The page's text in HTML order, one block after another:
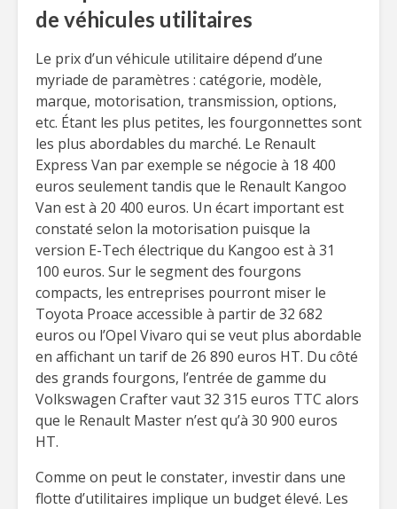
de véhicules utilitaires
Le prix d’un véhicule utilitaire dépend d’une
myriade de paramètres : catégorie, modèle,
marque, motorisation, transmission, options,
etc. Étant les plus petites, les fourgonnettes sont
les plus abordables du marché. Le Renault
Express Van par exemple se négocie à 18 400
euros seulement tandis que le Renault Kangoo
Van est à 20 400 euros. Un écart important est
constaté selon la motorisation puisque la
version E-Tech électrique du Kangoo est à 31
100 euros. Sur le segment des fourgons
compacts, les entreprises pourront miser le
Toyota Proace accessible à partir de 32 682
euros ou l’Opel Vivaro qui se veut plus abordable
en affichant un tarif de 26 890 euros HT. Du côté
des grands fourgons, l’entrée de gamme du
Volkswagen Crafter vaut 32 315 euros TTC alors
que le Renault Master n’est qu’à 30 900 euros
HT.
Comme on peut le constater, investir dans une
flotte d’utilitaires implique un budget élevé. Les